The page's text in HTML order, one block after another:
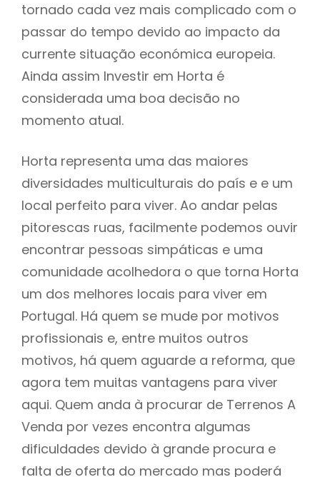
tornado cada vez mais complicado com o
passar do tempo devido ao impacto da
currente situação económica europeia.
Ainda assim Investir em Horta é
considerada uma boa decisão no
momento atual.
Horta representa uma das maiores
diversidades multiculturais do país e e um
local perfeito para viver. Ao andar pelas
pitorescas ruas, facilmente podemos ouvir
encontrar pessoas simpáticas e uma
comunidade acolhedora o que torna Horta
um dos melhores locais para viver em
Portugal. Há quem se mude por motivos
profissionais e, entre muitos outros
motivos, há quem aguarde a reforma, que
agora tem muitas vantagens para viver
aqui. Quem anda à procurar de Terrenos A
Venda por vezes encontra algumas
dificuldades devido à grande procura e
falta de oferta do mercado mas poderá